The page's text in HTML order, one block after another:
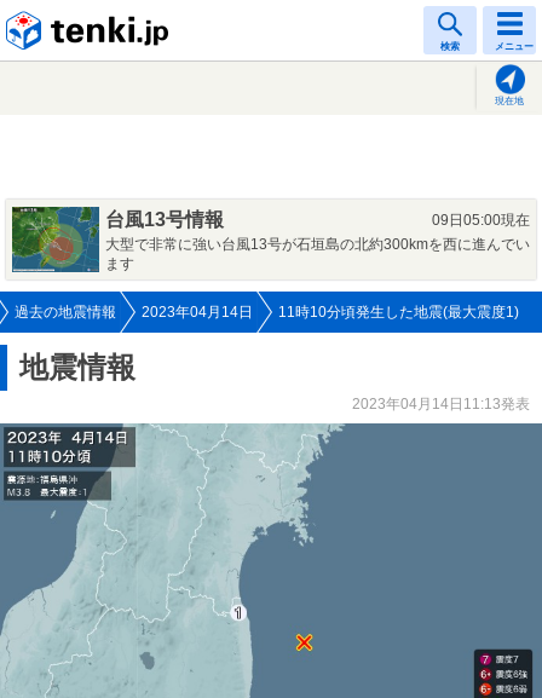
検索 メニュー
現在地
台風13号情報
09日05:00現在
大型で非常に強い台風13号が石垣島の北約300kmを西に進んでい
ます
過去の地震情報 2023年04月14日 11時10分頃発生した地震(最大震度1)
地震情報
2023年04月14日11:13発表